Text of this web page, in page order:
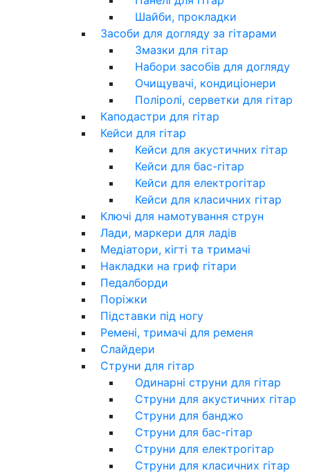
Шайби, прокладки
Засоби для догляду за гітарами
Змазки для гітар
Набори засобів для догляду
Очищувачі, кондиціонери
Поліролі, серветки для гітар
Каподастри для гітар
Кейси для гітар
Кейси для акустичних гітар
Кейси для бас-гітар
Кейси для електрогітар
Кейси для класичних гітар
Ключі для намотування струн
Лади, маркери для ладів
Медіатори, кігті та тримачі
Накладки на гриф гітари
Педалборди
Поріжки
Підставки під ногу
Ремені, тримачі для ременя
Слайдери
Струни для гітар
Одинарні струни для гітар
Струни для акустичних гітар
Струни для банджо
Струни для бас-гітар
Струни для електрогітар
Струни для класичних гітар